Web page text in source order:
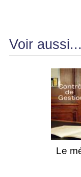
Voir aussi...
Le